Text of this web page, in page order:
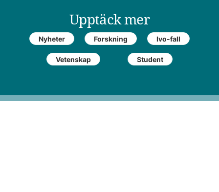
Upptäck mer
Nyheter Forskning Ivo-fall
Vetenskap Student